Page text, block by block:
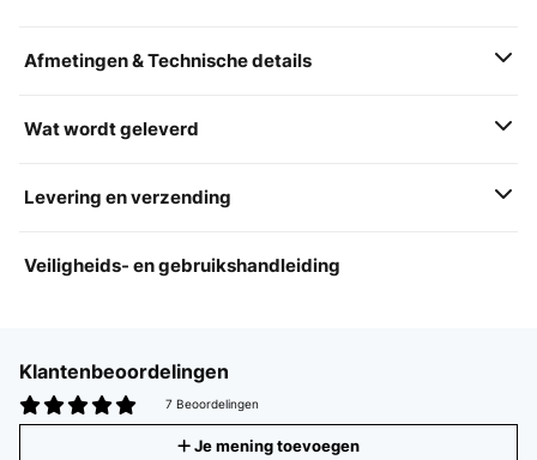
Afmetingen & Technische details
Wat wordt geleverd
Levering en verzending
Veiligheids- en gebruikshandleiding
Klantenbeoordelingen
7 Beoordelingen
Je mening toevoegen